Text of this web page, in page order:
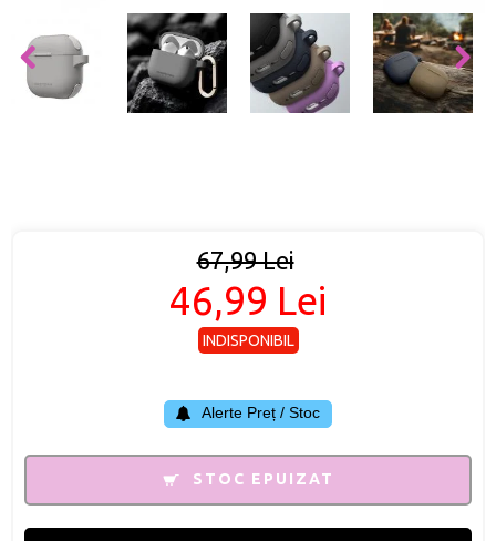
67,99 Lei
46,99 Lei
INDISPONIBIL
Alerte Preț / Stoc
STOC EPUIZAT